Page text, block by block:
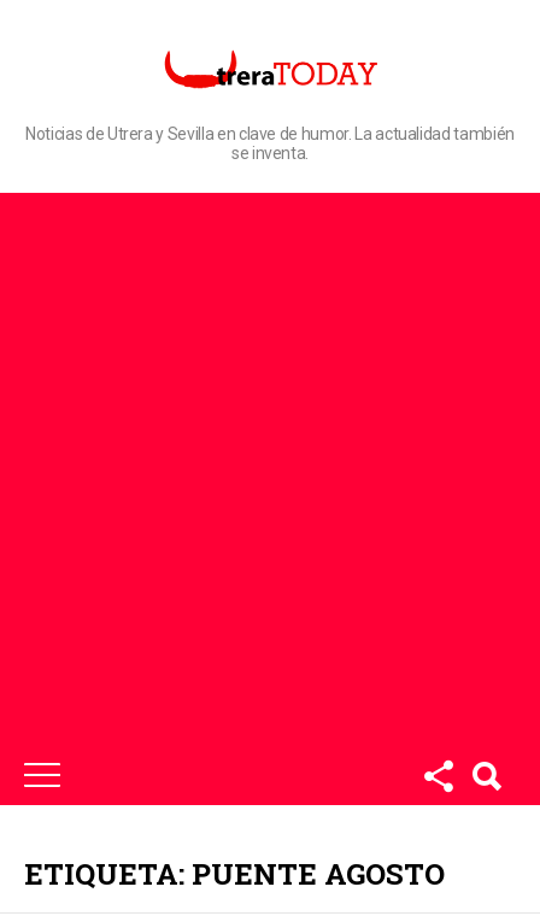
Noticias de Utrera y Sevilla en clave de humor. La actualidad también
se inventa.
ETIQUETA: PUENTE AGOSTO